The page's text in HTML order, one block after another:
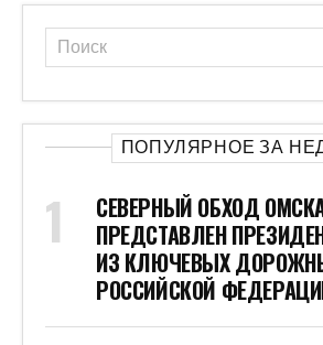
ПОПУЛЯРНОЕ ЗА
СЕВЕРНЫЙ ОБХОД
ПРЕДСТАВЛЕН
ИЗ КЛЮЧЕВЫХ
РОССИЙСКОЙ